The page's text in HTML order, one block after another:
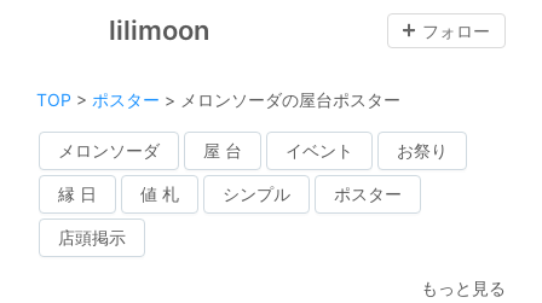
lilimoon フォロー
TOP > ポスター > メロンソーダの屋台ポスター
メロンソーダ 屋 台 イベント お祭り
縁 日 値 札 シンプル ポスター
店頭掲示
もっと見る